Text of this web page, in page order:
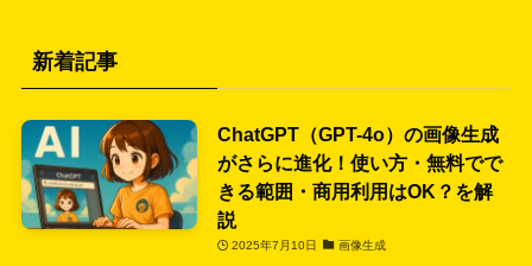
新着記事
ChatGPT（GPT-4o）の画像生成
がさらに進化！使い方・無料でで
きる範囲・商用利用はOK？を解
説
2025年7月10日 画像生成